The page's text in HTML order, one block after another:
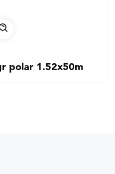
polar 1.52x50m